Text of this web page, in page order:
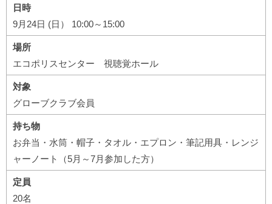
日時
9月24日 (日） 10:00～15:00
場所
エコポリスセンター 視聴覚ホール
対象
グローブクラブ会員
持ち物
お弁当・水筒・帽子・タオル・エプロン・筆記用具・レンジ
ャーノート（5月～7月参加した方）
定員
20名